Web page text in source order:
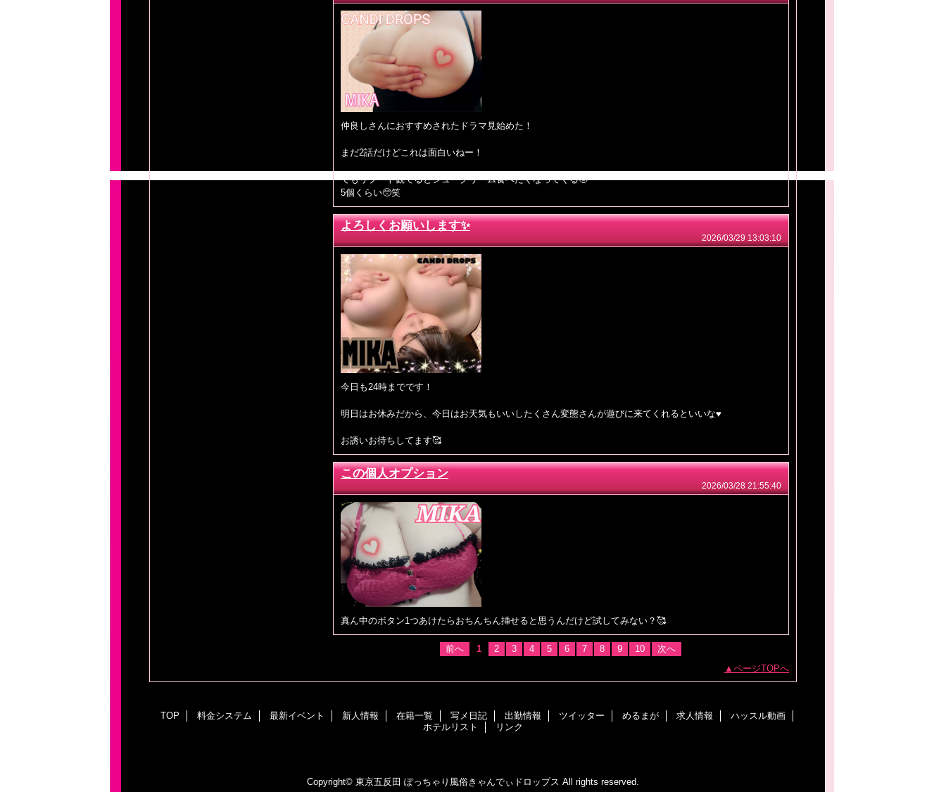
仲良しさんにおすすめされたドラマ見始めた！
まだ2話だけどこれは面白いねー！
でもリブート観てるとシュークリーム食べたくなってくる🥺
5個くらい🥺笑
よろしくお願いします✨
2026/03/29 13:03:10
今日も24時までです！
明日はお休みだから、今日はお天気もいいしたくさん変態さんが遊びに来てくれるといいな♥
お誘いお待ちしてます🥰
この個人オプション
2026/03/28 21:55:40
真ん中のボタン1つあけたらおちんちん挿せると思うんだけど試してみない？🥰
前へ 1 2 3 4 5 6 7 8 9 10
次へ
ページTOPへ
TOP 料金システム 最新イベント 新人情報 在籍一覧 写メ日記 出勤情報 ツイッター めるまが 求人情報
ハッスル動画
ホテルリスト
リンク
Copyright© 東京五反田 ぽっちゃり風俗きゃんでぃドロップス All rights reserved.